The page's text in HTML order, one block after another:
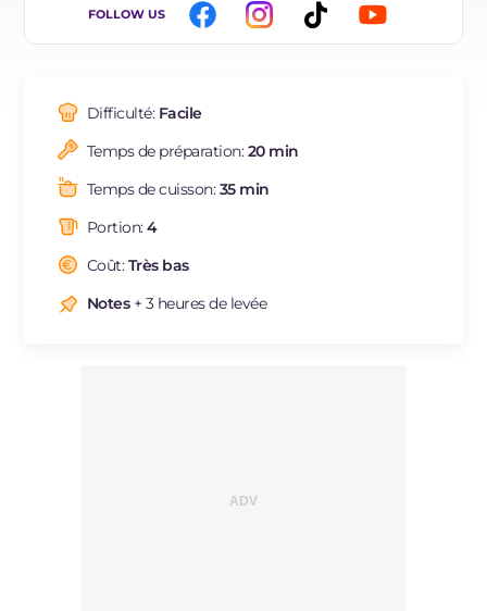
ES
BR
NL
FOLLOW US
Difficulté: Facile
Temps de préparation:20 min
Temps de cuisson:35 min
Portion:4
Coût:Très bas
Notes+ 3 heures de levée